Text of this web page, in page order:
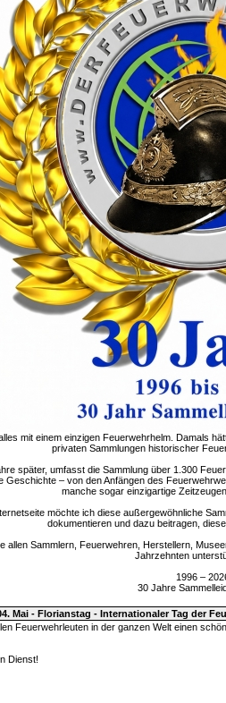
mit einem einzigen Feuerwehrhelm. Damals
privaten Sammlungen historischer
später, umfasst die Sammlung über 1.300
Geschichte – von den Anfängen des
manche sogar einzigartige
möchte ich diese außergewöhnliche
dokumentieren und dazu beitragen,
allen Sammlern, Feuerwehren, Herstellern,
Jahrzehnten
1996 –
30 Jahre
Mai - Florianstag - Internationaler Tag der
Feuerwehrleuten in der ganzen Welt einen
Dienst!